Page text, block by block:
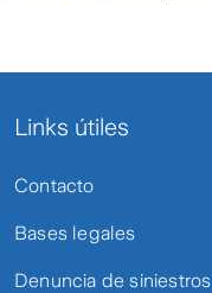
Links útiles
Contacto
Bases legales
Denuncia de siniestros